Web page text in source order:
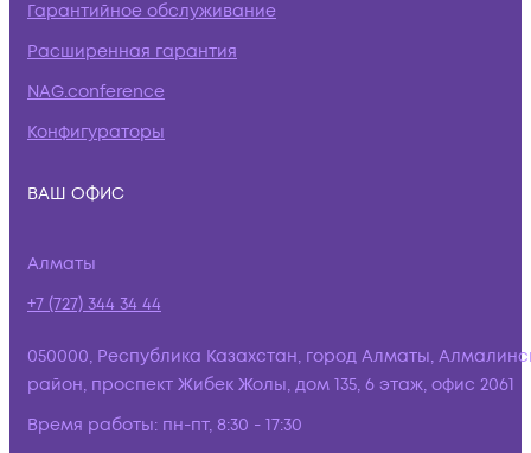
Гарантийное обслуживание
Расширенная гарантия
NAG.conference
Конфигураторы
ВАШ ОФИС
Алматы
+7 (727) 344 34 44
050000, Республика Казахстан, город Алматы,
район, проспект Жибек Жолы, дом 135, 6 этаж, офис 2061
Время работы: пн-пт, 8:30 - 17:30